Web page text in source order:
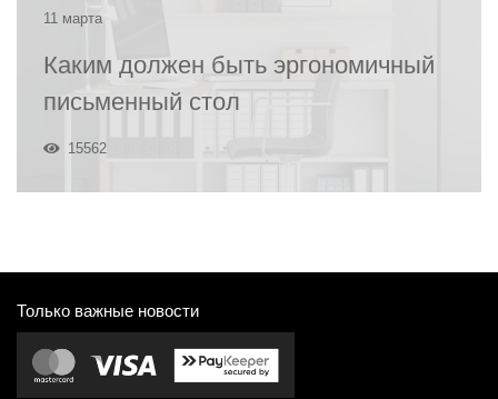
11 марта
Каким должен быть эргономичный
письменный стол
15562
Только важные новости